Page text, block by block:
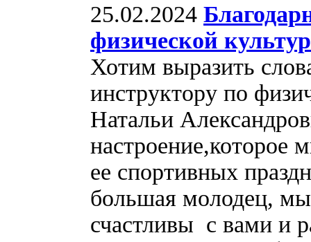
25.02.2024
физической
Хотим выразить
инструктору по
Натальи
настроение,которое
ее спортивных
большая молодец,
счастливы с вами и